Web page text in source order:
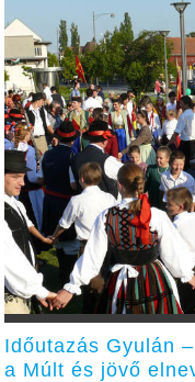
Időutazás Gyulán
a Múlt és jövő